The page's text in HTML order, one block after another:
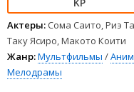
Актеры: Сома Саито, Риэ
Таку Ясиро, Макото Коити
Жанр:Мультфильмы /
Мелодрамы